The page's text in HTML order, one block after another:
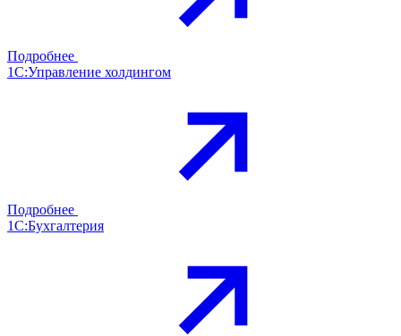
Подробнее
1С:Управление холдингом
Подробнее
1С:Бухгалтерия